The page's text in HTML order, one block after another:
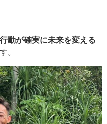
動が確実に未来を変える
。